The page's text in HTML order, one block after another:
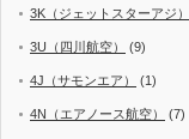
3K（ジェットスターアジ）
3U（四川航空） (9)
4J（サモンエア） (1)
4N（エアノース航空） (7)